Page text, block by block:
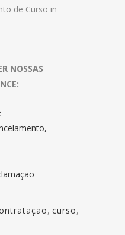
de Curso in
NOSSAS
, curso,